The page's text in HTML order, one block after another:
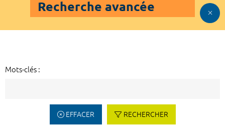
Recherche avancée
Mots-clés :
EFFACER RECHERCHER